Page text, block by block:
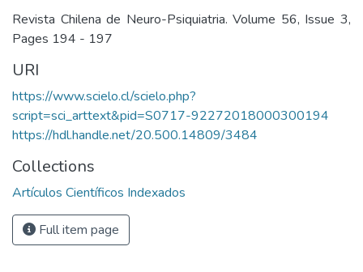
Revista Chilena de Neuro-Psiquiatria. Volume 56, Issue 3,
Pages 194 - 197
URI
https://www.scielo.cl/scielo.php?
script=sci_arttext&pid=S0717-92272018000300194
https://hdl.handle.net/20.500.14809/3484
Collections
Artículos Científicos Indexados
Full item page